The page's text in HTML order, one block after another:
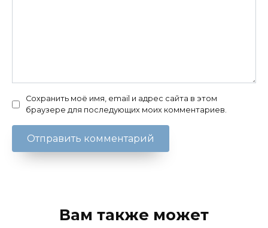
Сохранить моё имя, email и адрес сайта в этом
браузере для последующих моих комментариев.
Вам также может